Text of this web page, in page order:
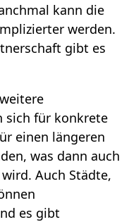
kann die
werden.
gibt es
sich für konkrete
einen längeren
was dann auch
Auch Städte,
es gibt